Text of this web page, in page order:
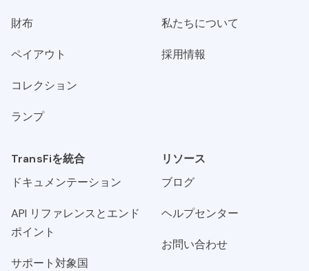
財布
ペイアウト
コレクション
ランプ
私たちについて
採用情報
TransFiを統合
ドキュメンテーション
API リファレンスとエンド
ポイント
サポート対象国
リソース
ブログ
ヘルプセンター
お問い合わせ